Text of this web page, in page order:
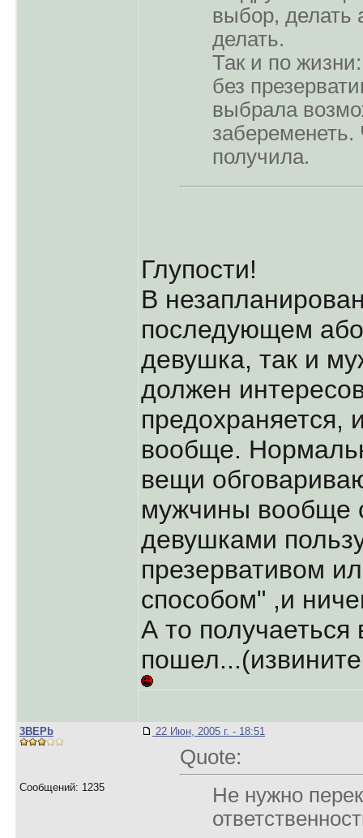
выбор, делать
делать.
Так и по
без
выбрала
забеременеть.
получила.
Глупости!
В
последующем
девушка, так и
должен
предохраняется,
вообще.
вещи
мужчины вообще
девушками
презервативом
способом" ,и
А то получаеться
3BEPb
Сообщений: 1235
22 Июн, 2005 г. - 18:51
Quote:
Не нужно